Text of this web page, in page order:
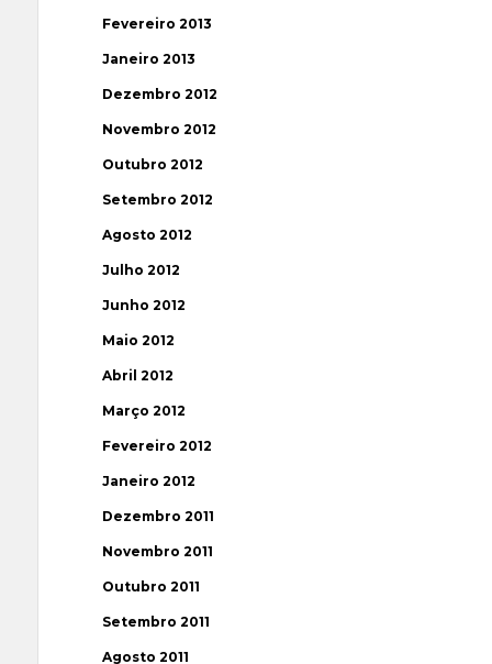
Fevereiro 2013
Janeiro 2013
Dezembro 2012
Novembro 2012
Outubro 2012
Setembro 2012
Agosto 2012
Julho 2012
Junho 2012
Maio 2012
Abril 2012
Março 2012
Fevereiro 2012
Janeiro 2012
Dezembro 2011
Novembro 2011
Outubro 2011
Setembro 2011
Agosto 2011